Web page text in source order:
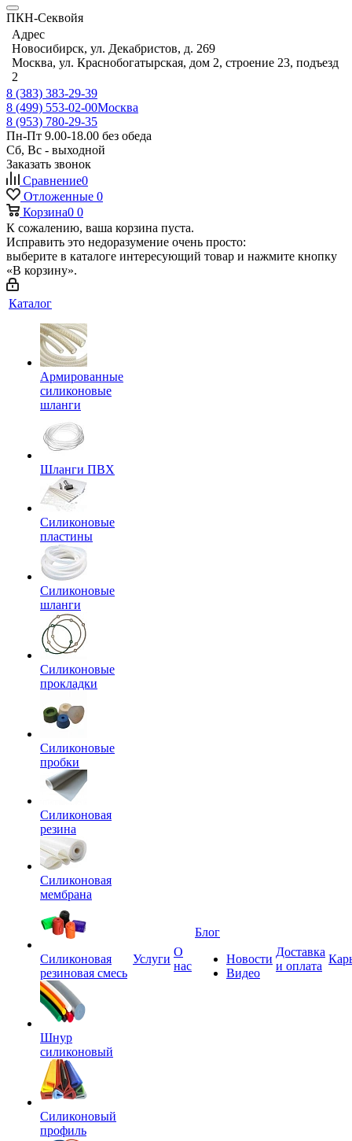
ПКН-Секвойя
Адрес
Новосибирск, ул. Декабристов, д. 269
Москва, ул. Краснобогатырская, дом 2, строение 23, подъезд
2
8 (383) 383-29-39
8 (499) 553-02-00Москва
8 (953) 780-29-35
Пн-Пт 9.00-18.00 без обеда
Сб, Вс - выходной
Заказать звонок
Сравнение0
Отложенные 0
Корзина0 0
К сожалению, ваша корзина пуста.
Исправить это недоразумение очень просто:
выберите в каталоге интересующий товар и нажмите кнопку
«В корзину».
Каталог
Армированные
силиконовые
шланги
Шланги ПВХ
Силиконовые
пластины
Силиконовые
шланги
Силиконовые
прокладки
Силиконовые
пробки
Силиконовая
резина
Силиконовая
мембрана
Силиконовая
резиновая смесь
Шнур
силиконовый
Силиконовый
профиль
Услуги
О
нас
Блог
Новости
Видео
Доставка
и оплата